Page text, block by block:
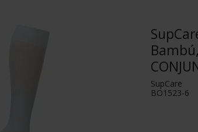
SupCare
BO1523-6